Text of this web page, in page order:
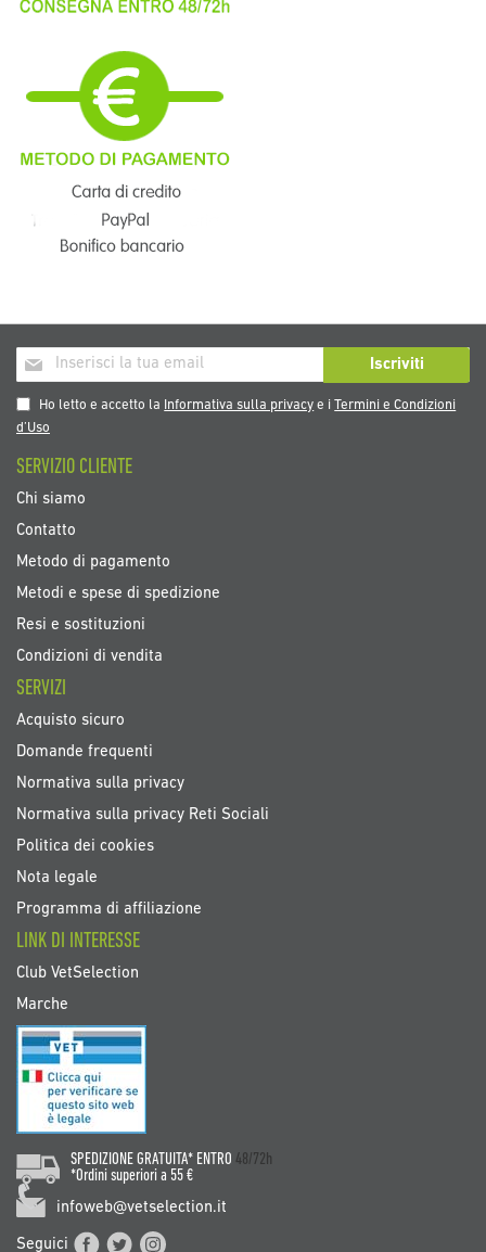
Iscriviti
alla
nostra
Newsletter:
Iscriviti
Ho letto e accetto la Informativa sulla privacy e iTermini e Condizioni
d’Uso
SERVIZIO CLIENTE
Chi siamo
Contatto
Metodo di pagamento
Metodi e spese di spedizione
Resi e sostituzioni
Condizioni di vendita
SERVIZI
Acquisto sicuro
Domande frequenti
Normativa sulla privacy
Normativa sulla privacy Reti Sociali
Politica dei cookies
Nota legale
Programma di affiliazione
LINK DI INTERESSE
Club VetSelection
Marche
SPEDIZIONE GRATUITA* ENTRO 48/72h
*Ordini superiori a 55 €
infoweb@vetselection.it
Seguici